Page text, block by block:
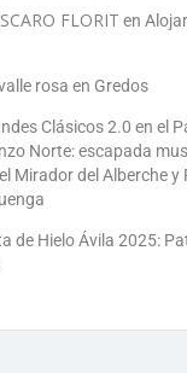
FLORIT en
rosa en Gredos
Clásicos 2.0 en el
Norte: escapada
Mirador del Alberche y
de Hielo Ávila 2025: